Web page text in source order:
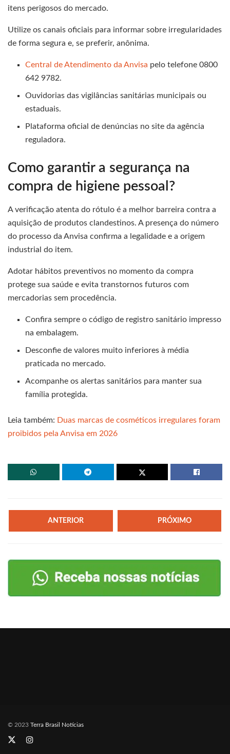
itens perigosos do mercado.
Utilize os canais oficiais para informar sobre irregularidades
de forma segura e, se preferir, anônima.
Central de Atendimento da Anvisa pelo telefone 0800
642 9782.
Ouvidorias das vigilâncias sanitárias municipais ou
estaduais.
Plataforma oficial de denúncias no site da agência
reguladora.
Como garantir a segurança na
compra de higiene pessoal?
A verificação atenta do rótulo é a melhor barreira contra a
aquisição de produtos clandestinos. A presença do número
do processo da Anvisa confirma a legalidade e a origem
industrial do item.
Adotar hábitos preventivos no momento da compra
protege sua saúde e evita transtornos futuros com
mercadorias sem procedência.
Confira sempre o código de registro sanitário impresso
na embalagem.
Desconfie de valores muito inferiores à média
praticada no mercado.
Acompanhe os alertas sanitários para manter sua
família protegida.
Leia também: Duas marcas de cosméticos irregulares foram
proibidos pela Anvisa em 2026
ANTERIOR PRÓXIMO
© 2023 Terra Brasil Notícias